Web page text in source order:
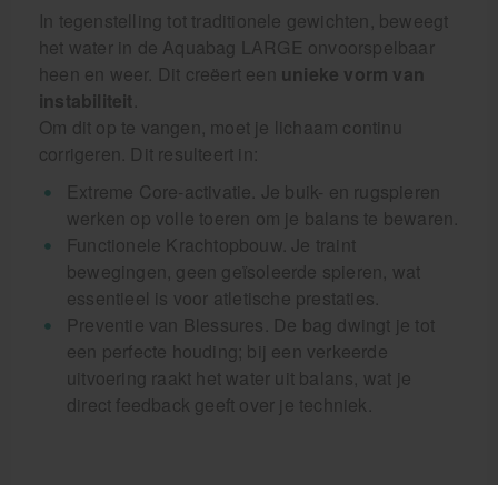
In tegenstelling tot traditionele gewichten, beweegt
het water in de Aquabag LARGE onvoorspelbaar
heen en weer. Dit creëert een unieke vorm van
instabiliteit
Om dit op te vangen, moet je lichaam continu
corrigeren. Dit resulteert in:
Extreme Core-activatie. Je buik- en rugspieren
werken op volle toeren om je balans te bewaren.
Functionele Krachtopbouw. Je traint
bewegingen, geen geïsoleerde spieren, wat
essentieel is voor atletische prestaties.
Preventie van Blessures. De bag dwingt je tot
een perfecte houding; bij een verkeerde
uitvoering raakt het water uit balans, wat je
direct feedback geeft over je techniek.